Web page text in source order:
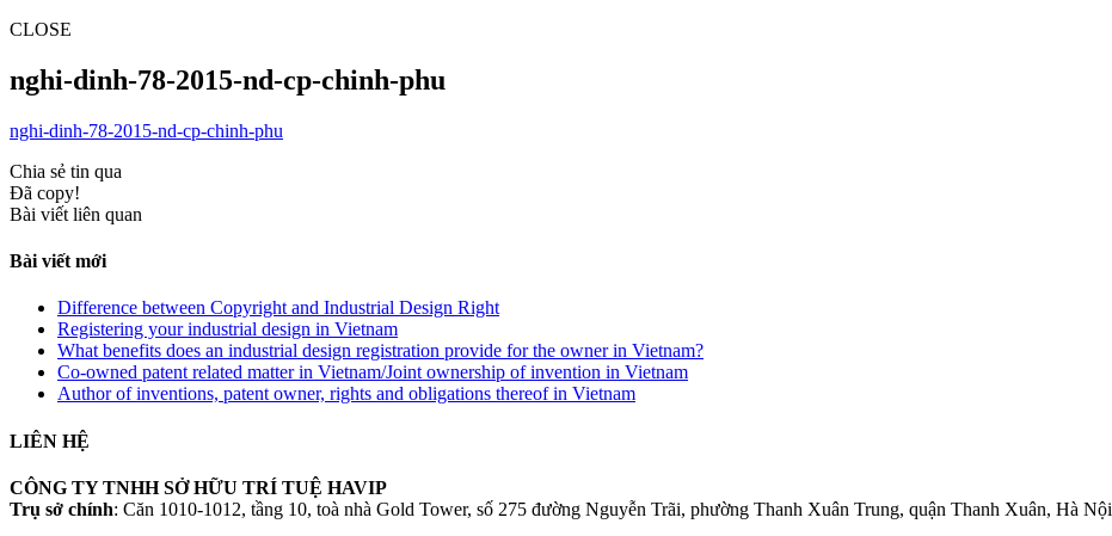
CLOSE
nghi-dinh-78-2015-nd-cp-chinh-phu
nghi-dinh-78-2015-nd-cp-chinh-phu
Chia sẻ tin qua
Đã copy!
Bài viết liên quan
Bài viết mới
Difference between Copyright and Industrial Design Right
Registering your industrial design in Vietnam
What benefits does an industrial design registration provide for the owner in Vietnam?
Co-owned patent related matter in Vietnam/Joint ownership of invention in Vietnam
Author of inventions, patent owner, rights and obligations thereof in Vietnam
LIÊN HỆ
CÔNG TY TNHH SỞ HỮU TRÍ TUỆ HAVIP
Trụ sở chính: Căn 1010-1012, tầng 10, toà nhà Gold Tower, số 275 đường Nguyễn Trãi, phường Thanh Xuân Trung, quận Thanh Xuân, Hà Nội